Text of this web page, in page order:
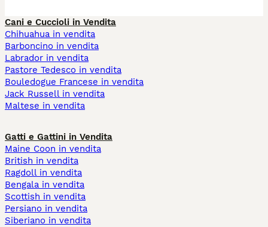
Cani e Cuccioli in Vendita
Chihuahua in vendita
Barboncino in vendita
Labrador in vendita
Pastore Tedesco in vendita
Bouledogue Francese in vendita
Jack Russell in vendita
Maltese in vendita
Gatti e Gattini in Vendita
Maine Coon in vendita
British in vendita
Ragdoll in vendita
Bengala in vendita
Scottish in vendita
Persiano in vendita
Siberiano in vendita